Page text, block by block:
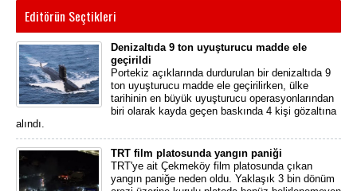
Editörün Seçtikleri
Denizaltıda 9 ton uyuşturucu madde ele
geçirildi
Portekiz açıklarında durdurulan bir denizaltıda 9
ton uyuşturucu madde ele geçirilirken, ülke
tarihinin en büyük uyuşturucu operasyonlarından
biri olarak kayda geçen baskında 4 kişi gözaltına
alındı.
TRT film platosunda yangın paniği
TRT'ye ait Çekmeköy film platosunda çıkan
yangın paniğe neden oldu. Yaklaşık 3 bin dönüm